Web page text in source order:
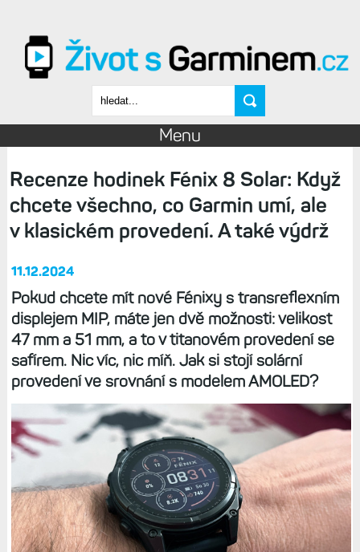
Vyhledávání
Menu
Recenze hodinek Fénix 8 Solar: Když
chcete všechno, co Garmin umí, ale
v klasickém provedení. A také výdrž
11.12.2024
Pokud chcete mít nové Fénixy s transreflexním
displejem MIP, máte jen dvě možnosti: velikost
47 mm a 51 mm, a to v titanovém provedení se
safírem. Nic víc, nic míň. Jak si stojí solární
provedení ve srovnání s modelem AMOLED?